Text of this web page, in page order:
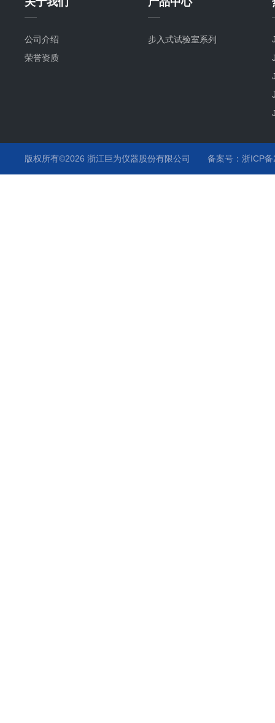
公司介绍
荣誉资质
步入式试验室系列
版权所有©2026 浙江巨为仪器股份有限公司 备案号：浙ICP